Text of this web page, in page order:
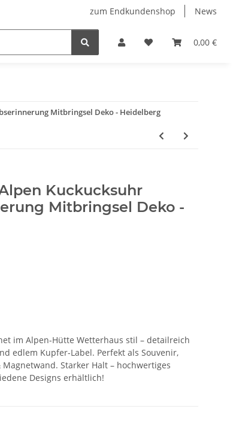
zum Endkundenshop News
0,00 €
Verkaufstüten FFP2-Masken
Mitbringsel Deko - Heidelberg
Kuckucksuhr
Mitbringsel Deko -
im Alpen-Hütte Wetterhaus stil – detailreich
edlem Kupfer-Label. Perfekt als Souvenir,
Starker Halt – hochwertiges
Designs erhältlich!